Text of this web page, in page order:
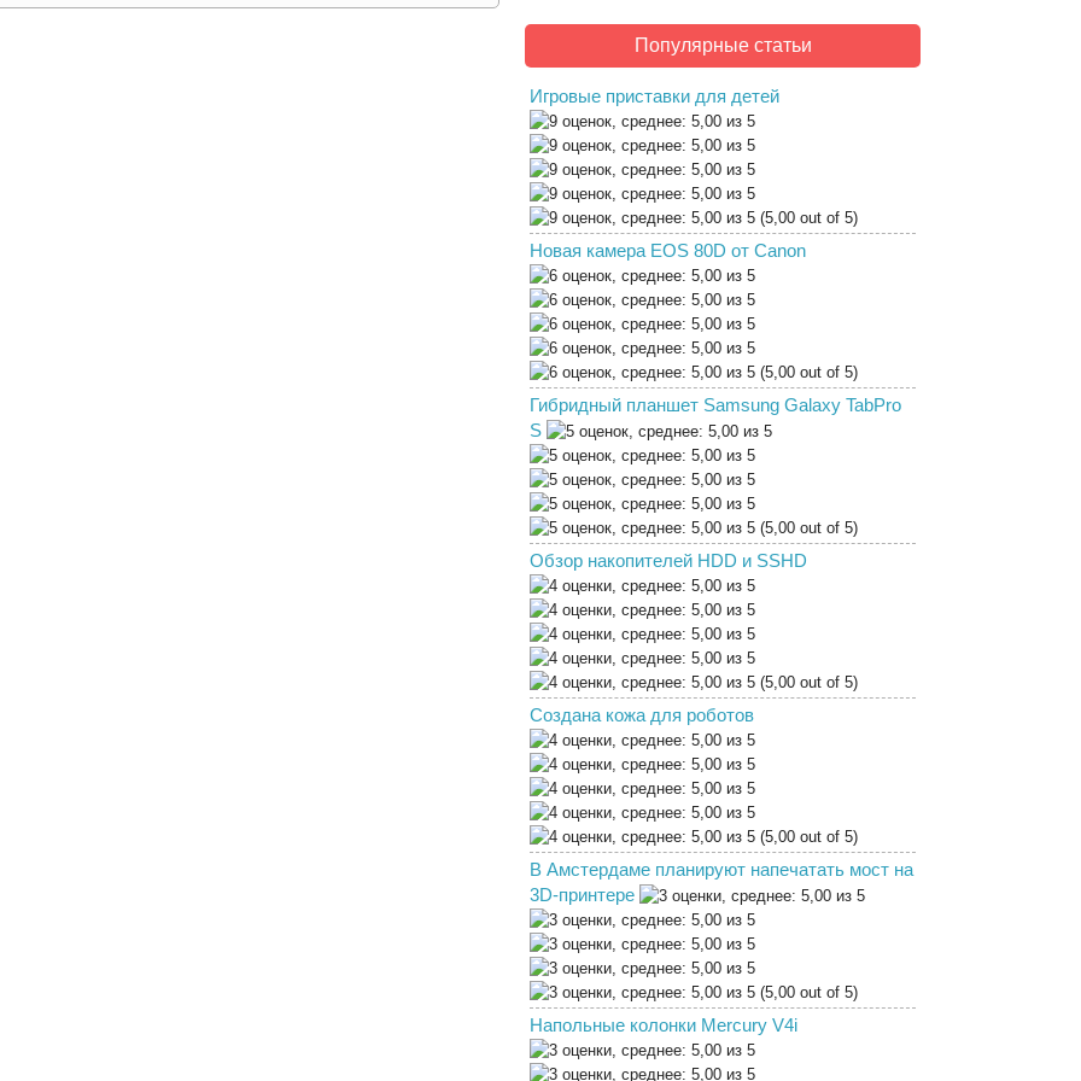
Популярные статьи
Игровые приставки для детей
(5,00 out of 5)
Новая камера EOS 80D от Canon
(5,00 out of 5)
Гибридный планшет Samsung Galaxy TabPro
S
(5,00 out of 5)
Обзор накопителей HDD и SSHD
(5,00 out of 5)
Создана кожа для роботов
(5,00 out of 5)
В Амстердаме планируют напечатать мост на
3D-принтере
(5,00 out of 5)
Напольные колонки Mercury V4i